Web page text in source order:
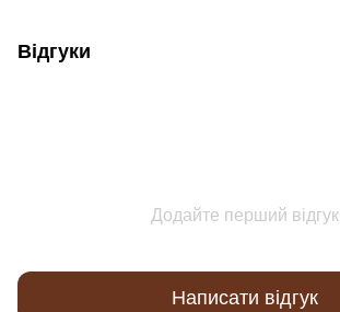
Відгуки
Додайте перший відгук
Написати відгук